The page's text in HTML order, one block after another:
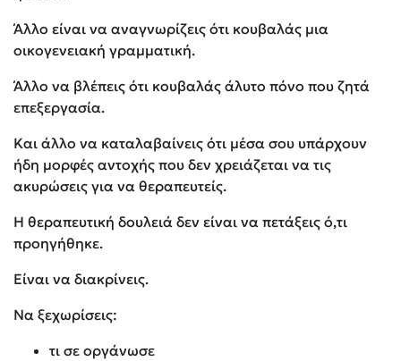
Άλλο είναι να αναγνωρίζεις ότι κουβαλάς μια
οικογενειακή γραμματική.
Άλλο να βλέπεις ότι κουβαλάς άλυτο πόνο που ζητά
επεξεργασία.
Και άλλο να καταλαβαίνεις ότι μέσα σου υπάρχουν
ήδη μορφές αντοχής που δεν χρειάζεται να τις
ακυρώσεις για να θεραπευτείς.
Η θεραπευτική δουλειά δεν είναι να πετάξεις ό,τι
προηγήθηκε.
Είναι να διακρίνεις.
Να ξεχωρίσεις:
τι σε οργάνωσε